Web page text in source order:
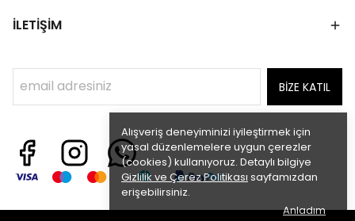
Alışveriş deneyiminizi iyileştirmek için
yasal düzenlemelere uygun çerezler
(cookies) kullanıyoruz. Detaylı bilgiye
Gizlilik ve Çerez Politikası sayfamızdan
erişebilirsiniz.
Anladım
İLETİŞİM
BİZE KATIL